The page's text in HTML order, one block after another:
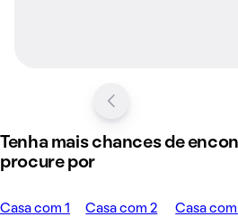
Tenha mais chances de
procure por
Casa com 1
Casa com 2
Casa